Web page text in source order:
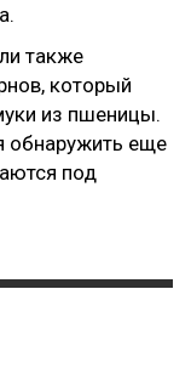
также
который
из пшеницы.
обнаружить еще
под